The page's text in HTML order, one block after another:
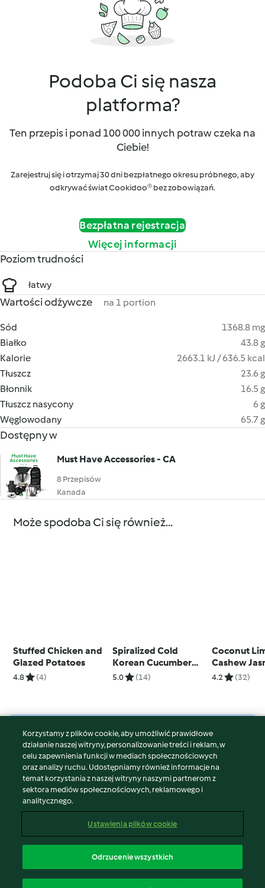
Podoba Ci się nasza
platforma?
Ten przepis i ponad 100 000 innych potraw czeka na
Ciebie!
Zarejestruj się i otrzymaj 30 dni bezpłatnego okresu próbnego, aby
odkrywać świat Cookidoo® bez zobowiązań.
Bezpłatna rejestracja
Więcej informacji
Poziom trudności
łatwy
Wartości odżywcze na 1 portion
Sód
1368.8 mg
Białko
43.8 g
Kalorie
2663.1 kJ / 636.5 kcal
Tłuszcz
23.6 g
Błonnik
16.5 g
Tłuszcz nasycony
6 g
Węglowodany
65.7 g
Dostępny w
Must Have Accessories - CA
8 Przepisów
Kanada
Może spodoba Ci się również...
Stuffed Chicken and
Glazed Potatoes
4.8 (4)
Spiralized Cold
Korean Cucumber
Salad
5.0 (14)
Coconut
Cashew
4.2 (32)
© Copyright 2026
Warunki korzystania
Polityka prywatności
Disclaimer
Znak wydawcy
Zgłoś treść
Oświadczenie o dostępności
Korzystamy z plików cookie, aby umożliwić prawidłowe
działanie naszej witryny, personalizowanie treści i reklam, w
celu zapewnienia funkcji w mediach społecznościowych
oraz analizy ruchu. Udostępniamy również informacje na
temat korzystania z naszej witryny naszymi partnerom z
sektora mediów społecznościowych, reklamowego i
analitycznego.
Ustawienia plików cookie
Odrzucenie wszystkich